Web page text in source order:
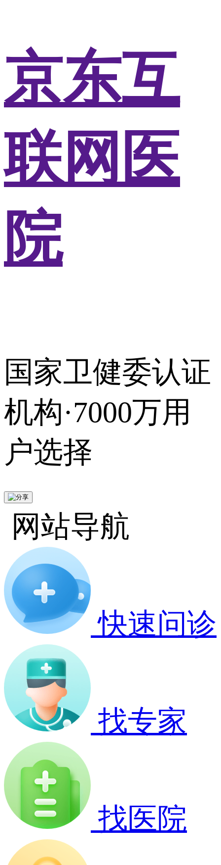
京东互
联网医
院
国家卫健委认证
机构·7000万用
户选择
网站导航
快速问诊
找专家
找医院